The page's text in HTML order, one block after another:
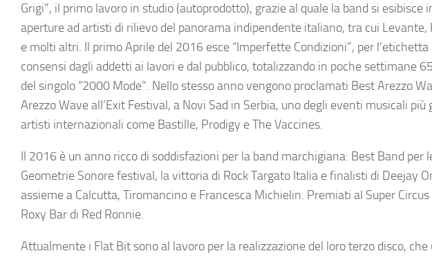
Grigi”, il primo lavoro in studio (autoprodotto), grazie al quale la band si
aperture ad artisti di rilievo del panorama indipendente italiano, tra cui
e molti altri. Il primo Aprile del 2016 esce “Imperfette Condizioni”, per
consensi dagli addetti ai lavori e dal pubblico, totalizzando in poche settimane
del singolo “2000 Mode”. Nello stesso anno vengono proclamati Best Arezzo
Arezzo Wave all’Exit Festival, a Novi Sad in Serbia, uno degli eventi musicali
artisti internazionali come Bastille, Prodigy e The Vaccines.
Il 2016 è un anno ricco di soddisfazioni per la band marchigiana: Best Band per
Geometrie Sonore festival, la vittoria di Rock Targato Italia e finalisti di Deejay
assieme a Calcutta, Tiromancino e Francesca Michielin. Premiati al Super
Roxy Bar di Red Ronnie.
Attualmente i Flat Bit sono al lavoro per la realizzazione del loro terzo disco,